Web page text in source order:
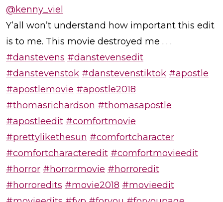
@kenny_viel
Y’all won’t understand how important this edit
is to me. This movie destroyed me . . .
#danstevens #danstevensedit
#danstevenstok #danstevenstiktok #apostle
#apostlemovie #apostle2018
#thomasrichardson #thomasapostle
#apostleedit #comfortmovie
#prettylikethesun #comfortcharacter
#comfortcharacteredit #comfortmovieedit
#horror #horrormovie #horroredit
#horroredits #movie2018 #movieedit